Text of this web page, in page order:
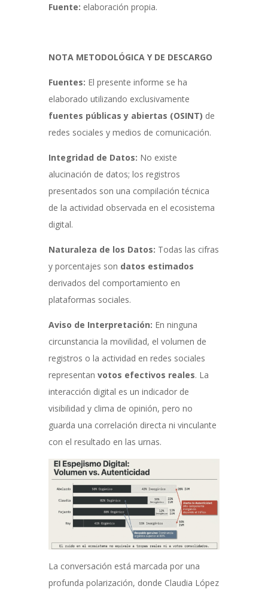
Fuente: elaboración propia.
NOTA METODOLÓGICA Y DE DESCARGO
Fuentes: El presente informe se ha
elaborado utilizando exclusivamente
fuentes públicas y abiertas (OSINT) de
redes sociales y medios de comunicación.
Integridad de Datos: No existe
alucinación de datos; los registros
presentados son una compilación técnica
de la actividad observada en el ecosistema
digital.
Naturaleza de los Datos: Todas las cifras
y porcentajes son datos estimados
derivados del comportamiento en
plataformas sociales.
Aviso de Interpretación: En ninguna
circunstancia la movilidad, el volumen de
registros o la actividad en redes sociales
representan votos efectivos reales. La
interacción digital es un indicador de
visibilidad y clima de opinión, pero no
guarda una correlación directa ni vinculante
con el resultado en las urnas.
La conversación está marcada por una
profunda polarización, donde Claudia López